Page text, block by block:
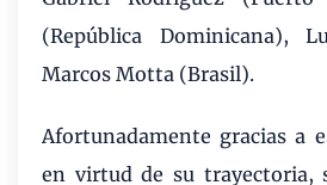
(República Dominicana),
Marcos Motta (Brasil).
Afortunadamente gracias a
en virtud de su trayectoria,